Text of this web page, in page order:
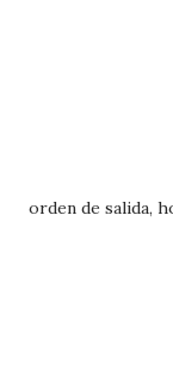
orden de salida,